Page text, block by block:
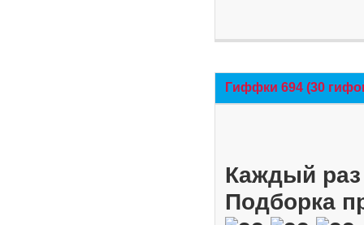
Гиффки 694 (30
Каждый
Подборка